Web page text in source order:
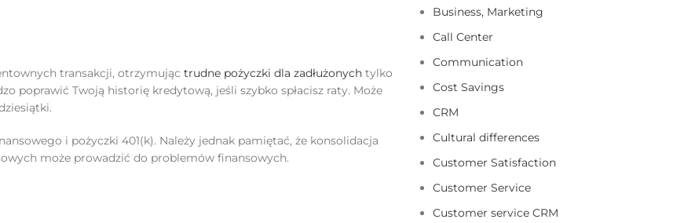
transakcji, otrzymując trudne pożyczki dla zadłużonych tylko
poprawić Twoją historię kredytową, jeśli szybko spłacisz raty. Może
i pożyczki 401(k). Należy jednak pamiętać, że konsolidacja
może prowadzić do problemów finansowych.
Business, Marketing
Call Center
Communication
Cost Savings
CRM
Cultural differences
Customer Satisfaction
Customer Service
Customer service CRM